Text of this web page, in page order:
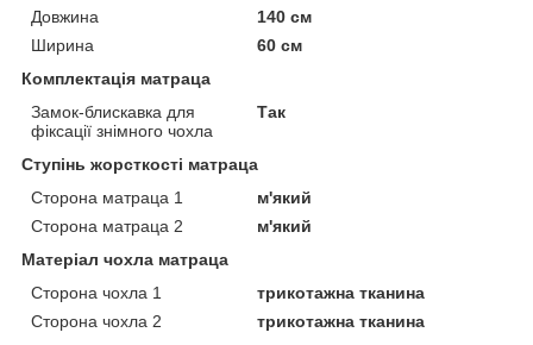
Довжина
140 см
Ширина
60 см
Комплектація матраца
Замок-блискавка для
фіксації знімного чохла
Так
Ступінь жорсткості матраца
Сторона матраца 1
м'який
Сторона матраца 2
м'який
Матеріал чохла матраца
Сторона чохла 1
трикотажна тканина
Сторона чохла 2
трикотажна тканина